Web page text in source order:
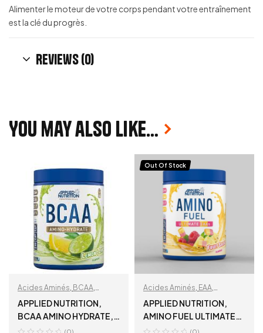
Alimenter le moteur de votre corps pendant votre entraînement
est la clé du progrès.
Reviews (0)
You may also like…
Acides Aminés, BCAA,
Récupération & Hydratation
APPLIED NUTRITION,
BCAA AMINO HYDRATE,
Lemon Lime, 450 GR
Out Of Stock
Acides Aminés, EAA,
Récupération & Hydratation
APPLIED NUTRITION,
AMINO FUEL ULTIMATE
EAAs, FRUIT SALAD, 30